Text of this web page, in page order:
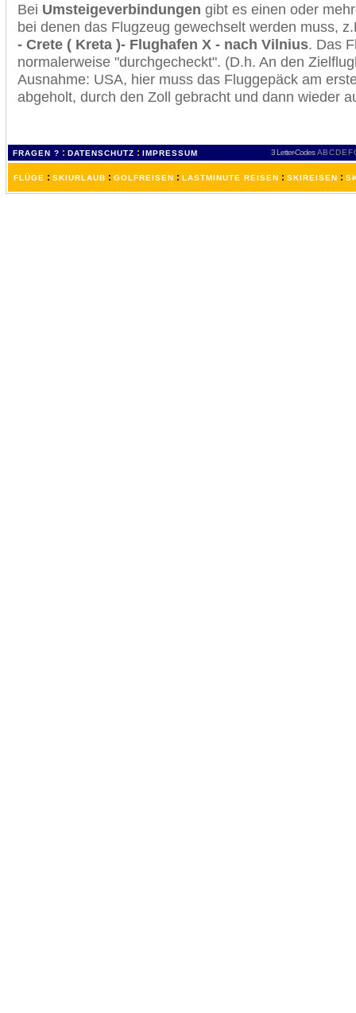
Bei Umsteigeverbindungen gibt es einen oder
bei denen das Flugzeug gewechselt werden muss,
- Crete ( Kreta )- Flughafen X - nach Vilnius. Das
normalerweise "durchgecheckt". (D.h. An den
Ausnahme: USA, hier muss das Fluggepäck am
abgeholt, durch den Zoll gebracht und dann wieder
FRAGEN ? : DATENSCHUTZ : IMPRESSUM 3 Letter-Codes ABCDEF
FLÜGE : SKIURLAUB : GOLFREISEN : LASTMINUTE REISEN : SKIREISEN :